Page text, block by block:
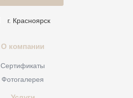
г. Красноярск
О компании
Сертификаты
Фотогалерея